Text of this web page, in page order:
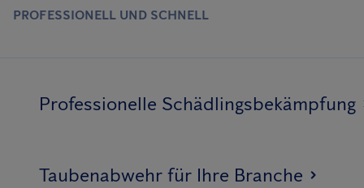
PROFESSIONELL UND SCHNELL
Professionelle Schädlingsbekämpfung
Taubenabwehr für Ihre Branche